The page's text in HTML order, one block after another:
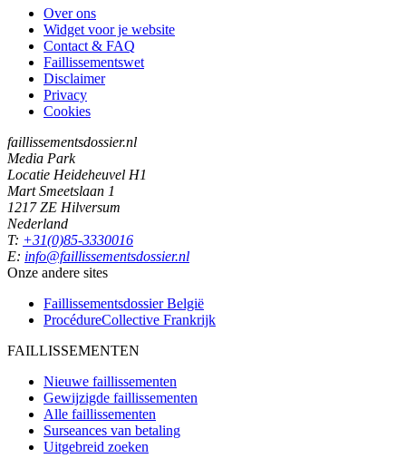
Over ons
Widget voor je website
Contact & FAQ
Faillissementswet
Disclaimer
Privacy
Cookies
faillissementsdossier.nl
Media Park
Locatie Heideheuvel H1
Mart Smeetslaan 1
1217 ZE Hilversum
Nederland
T: +31(0)85-3330016
E: info@faillissementsdossier.nl
Onze andere sites
Faillissementsdossier België
ProcédureCollective Frankrijk
FAILLISSEMENTEN
Nieuwe faillissementen
Gewijzigde faillissementen
Alle faillissementen
Surseances van betaling
Uitgebreid zoeken